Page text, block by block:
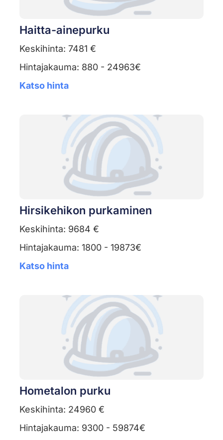
Haitta-ainepurku
Keskihinta: 7481 €
Hintajakauma: 880 - 24963€
Katso hinta
Hirsikehikon purkaminen
Keskihinta: 9684 €
Hintajakauma: 1800 - 19873€
Katso hinta
Hometalon purku
Keskihinta: 24960 €
Hintajakauma: 9300 - 59874€